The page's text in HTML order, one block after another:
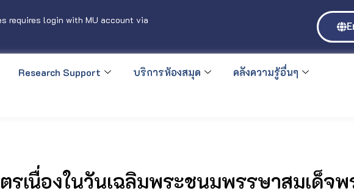
requires login with MU account via
Research Support บริการห้องสมุด
คลังความรู้อื่นๆ
นื่องในวันเฉลิมพระชนมพรรษาสมเด็จพ